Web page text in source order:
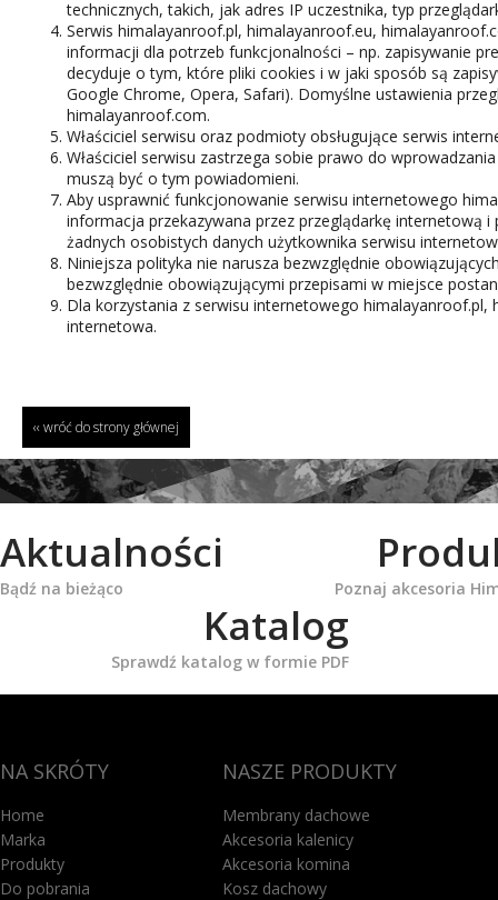
technicznych, takich, jak adres IP uczestnika, typ
Serwis himalayanroof.pl, himalayanroof.eu,
informacji dla potrzeb funkcjonalności – np. zapisywanie
decyduje o tym, które pliki cookies i w jaki sposób są
Google Chrome, Opera, Safari). Domyślne ustawienia
himalayanroof.com.
Właściciel serwisu oraz podmioty obsługujące serwis
Właściciel serwisu zastrzega sobie prawo do
muszą być o tym powiadomieni.
Aby usprawnić funkcjonowanie serwisu internetowego
informacja przekazywana przez przeglądarkę internetową
żadnych osobistych danych użytkownika serwisu
Niniejsza polityka nie narusza bezwzględnie
bezwzględnie obowiązującymi przepisami w miejsce
Dla korzystania z serwisu internetowego
internetowa.
‹‹ wróć do strony głównej
Aktualności
Bądź na bieżąco Poznaj akcesoria
Katalog
Sprawdź katalog w formie PDF
NA SKRÓTY
Home
Marka
Produkty
Do pobrania
NASZE PRODUKTY
Membrany dachowe
Akcesoria kalenicy
Akcesoria komina
Kosz dachowy